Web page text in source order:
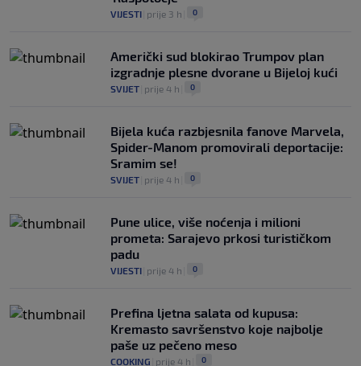
VIJESTI prije 3 h 0
Američki sud blokirao Trumpov plan
izgradnje plesne dvorane u Bijeloj kući
SVIJET prije 4 h 0
Bijela kuća razbjesnila fanove Marvela,
Spider-Manom promovirali deportacije:
Sramim se!
SVIJET prije 4 h 0
Pune ulice, više noćenja i milioni
prometa: Sarajevo prkosi turističkom
padu
VIJESTI prije 4 h 0
Prefina ljetna salata od kupusa:
Kremasto savršenstvo koje najbolje
paše uz pečeno meso
COOKING prije 4 h 0